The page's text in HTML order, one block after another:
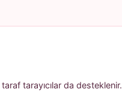
tarayıcılar da desteklenir.